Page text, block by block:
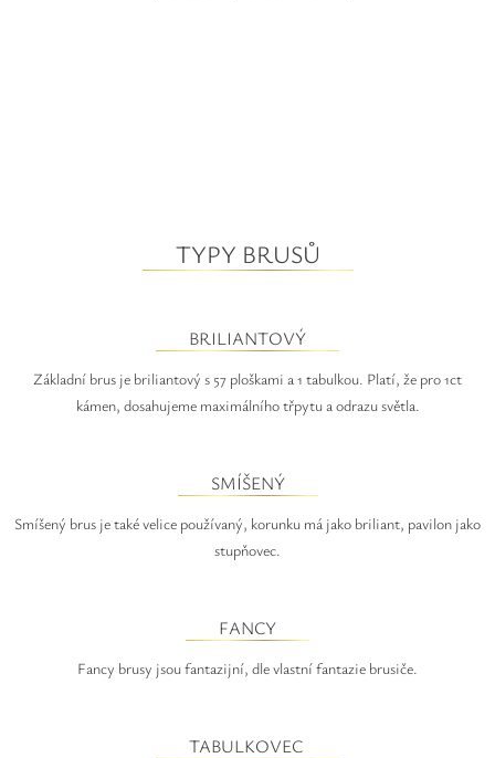
TYPY BRUSŮ
BRILIANTOVÝ
Základní brus je briliantový s 57 ploškami a 1 tabulkou. Platí, že pro 1ct
kámen, dosahujeme maximálního třpytu a odrazu světla.
SMÍŠENÝ
Smíšený brus je také velice používaný, korunku má jako briliant, pavilon jako
stupňovec.
FANCY
Fancy brusy jsou fantazijní, dle vlastní fantazie brusiče.
TABULKOVEC